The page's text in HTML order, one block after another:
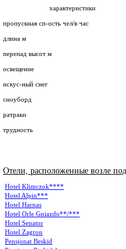
характеристики
пропускная сп-ость чел/в час
длина м
перепад высот м
освещение
искус-ный снег
сноуборд
ратраки
трудность
Отели, расположенные возле
Hotel Klimczok****
Hotel Alpin***
Hotel Harnas
Hotel Orle Gniazdo**/***
Hotel Senator
Hotel Zagron
Pensjonat Beskid